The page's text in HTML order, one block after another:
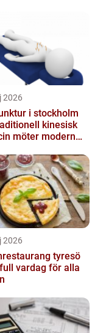
2026
i stockholm
kinesisk
möter modern
2026
tyresö
vardag för alla